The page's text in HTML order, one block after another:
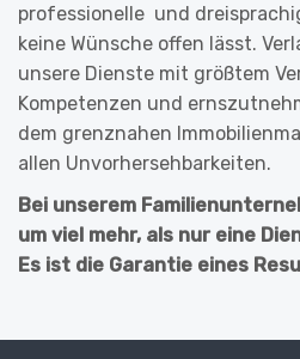
professionelle und
keine Wünsche offen lässt.
unsere Dienste mit größtem
Kompetenzen und
dem grenznahen
allen Unvorhersehbarkeiten.
Bei unserem
um viel mehr, als nur eine
Es ist die Garantie eines